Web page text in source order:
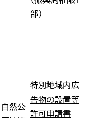
部）
自然公
特別地域内広
告物の設置等
許可申請書